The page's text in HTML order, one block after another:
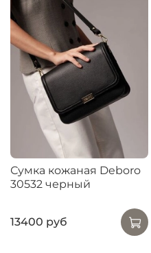
Сумка кожаная Deboro
30532 черный
13400 руб